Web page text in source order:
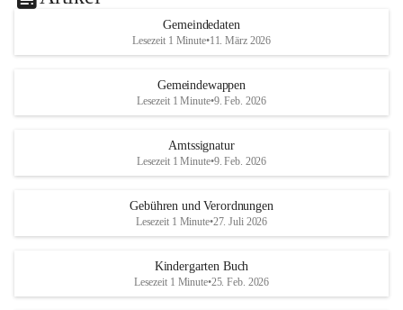
Gemeindedaten
Lesezeit 1 Minute•11. März 2026
Gemeindewappen
Lesezeit 1 Minute•9. Feb. 2026
Amtssignatur
Lesezeit 1 Minute•9. Feb. 2026
Gebühren und Verordnungen
Lesezeit 1 Minute•27. Juli 2026
Kindergarten Buch
Lesezeit 1 Minute•25. Feb. 2026